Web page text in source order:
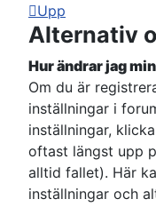
Upp
Alternativ
Hur ändrar jag
Om du är
inställningar i
inställningar,
oftast längst upp
alltid fallet). Här
inställningar och